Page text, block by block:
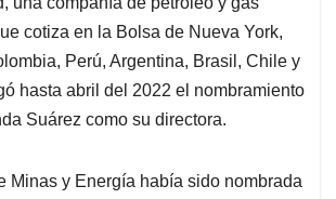
e
d
I
n
l
a
d
s
cotiza en la Bolsa de Nueva York,
Perú, Argentina, Brasil, Chile y
hasta abril del 2022 el nombramiento
Suárez como su directora.
Minas y Energía había sido nombrada